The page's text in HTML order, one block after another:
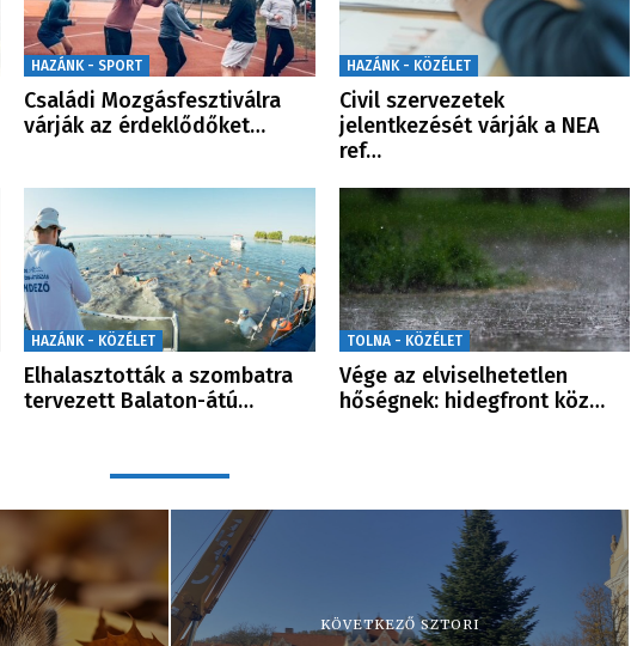
HAZÁNK - SPORT
Családi Mozgásfesztiválra
várják az érdeklődőket…
HAZÁNK - KÖZÉLET
Civil szervezetek
jelentkezését várják a NEA
ref…
HAZÁNK - KÖZÉLET
Elhalasztották a szombatra
tervezett Balaton-átú…
TOLNA - KÖZÉLET
Vége az elviselhetetlen
hőségnek: hidegfront köz…
KÖVETKEZŐ SZTORI